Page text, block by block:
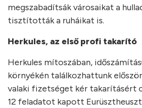
megszabadítsák városaikat a
tisztították a ruháikat is.
Herkules, az első profi takarító
Herkules mítoszában,
környékén találkozhattunk
valaki fizetséget kér takarításért
12 feladatot kapott